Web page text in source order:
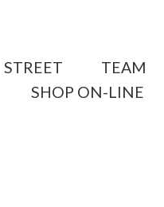
STREET
TEAM
SHOP ON-LINE